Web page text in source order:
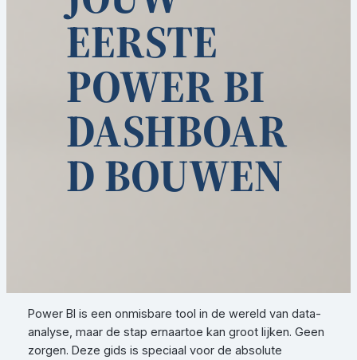
EERSTE
POWER BI
DASHBOAR
D BOUWEN
Power BI is een onmisbare tool in de wereld van data-
analyse, maar de stap ernaartoe kan groot lijken. Geen
zorgen. Deze gids is speciaal voor de absolute